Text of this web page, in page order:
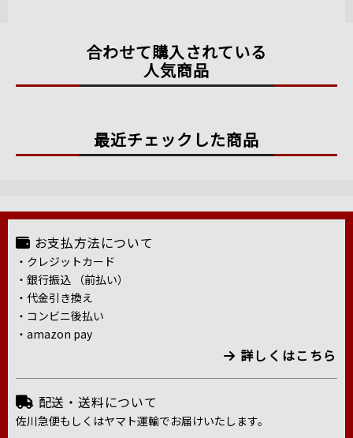
合わせて購入されている
人気商品
最近チェックした商品
お支払方法について
・クレジットカード
・銀行振込 （前払い）
・代金引き換え
・コンビニ後払い
・amazon pay
詳しくはこちら
配送・送料について
佐川急便もしくはヤマト運輸でお届けいたします。